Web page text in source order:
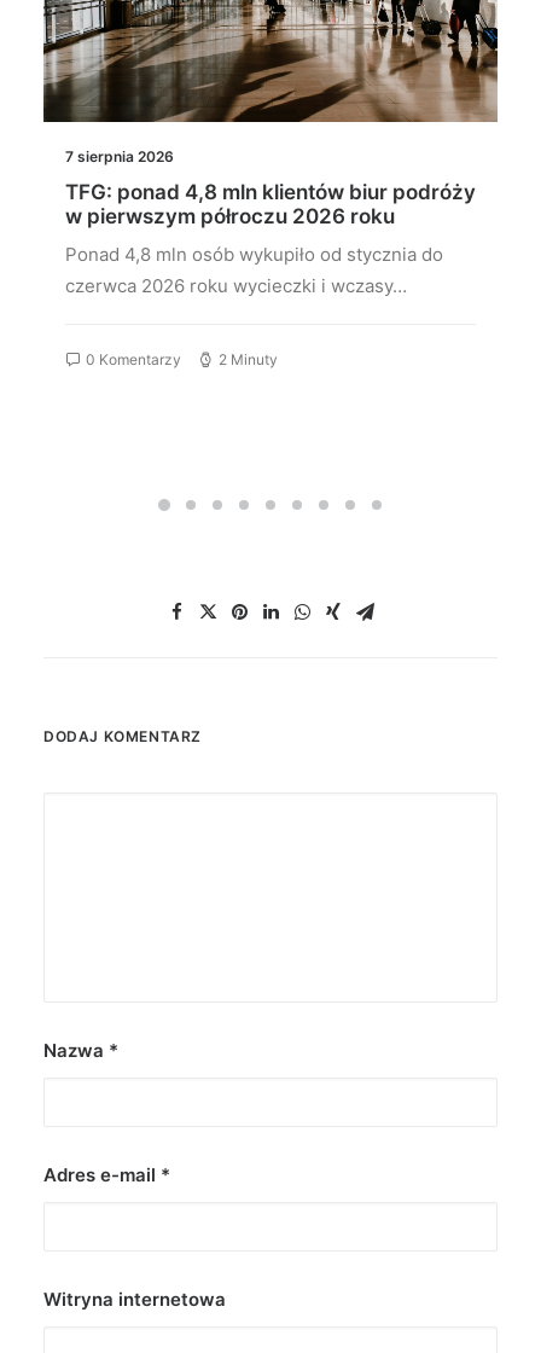
7 sierpnia 2026
TFG: ponad 4,8 mln klientów biur podróży
w pierwszym półroczu 2026 roku
Ponad 4,8 mln osób wykupiło od stycznia do
czerwca 2026 roku wycieczki i wczasy…
0 Komentarzy 2 Minuty
DODAJ KOMENTARZ
Nazwa *
Adres e-mail *
Witryna internetowa